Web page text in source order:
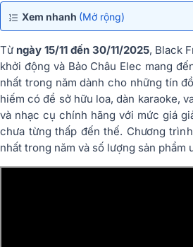
Xem nhanh (Mở rộng)
Từ ngày 15/11 đến 30/11/2025, Black
khởi động và Bảo Châu Elec mang
nhất trong năm dành cho những tín
hiếm có để sở hữu loa, dàn karaoke,
và nhạc cụ chính hãng với mức giá
chưa từng thấp đến thế. Chương
nhất trong năm và số lượng sản phẩm